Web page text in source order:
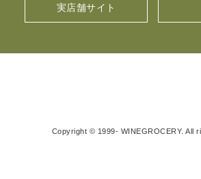
実店舗サイト
Copyright © 1999- WINEGROCERY. All